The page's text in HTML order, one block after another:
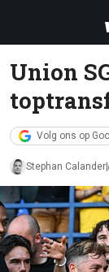
Union
Volg ons op
Stephan Calander